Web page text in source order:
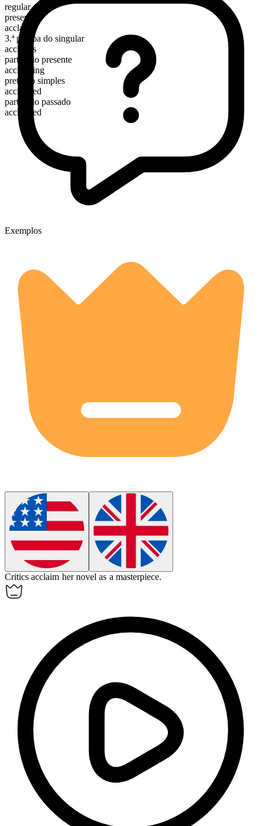
regular
presente
acclaim
3.ª pessoa do singular
acclaims
particípio presente
acclaiming
pretérito simples
acclaimed
particípio passado
acclaimed
Exemplos
Criticsacclaim her novel as a masterpiece.